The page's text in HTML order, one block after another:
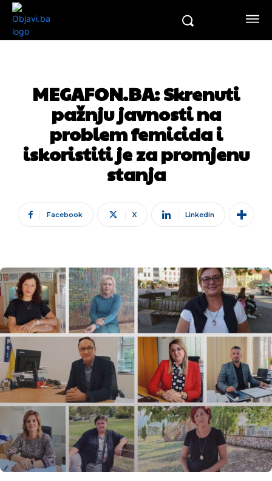
MEGAFON.BA: Skrenuti
pažnju javnosti na
problem femicida i
iskoristiti je za promjenu
stanja
Facebook X Linkedin